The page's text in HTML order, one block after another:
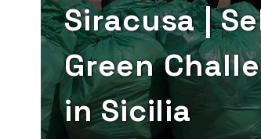
Siracusa |
Green
in Sicilia